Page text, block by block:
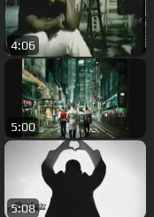
4:06
5:00
5:08